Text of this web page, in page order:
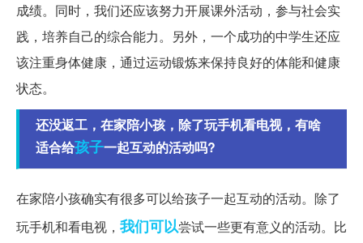
成绩。同时，我们还应该努力开展课外活动，参与社会实
践，培养自己的综合能力。另外，一个成功的中学生还应
该注重身体健康，通过运动锻炼来保持良好的体能和健康
状态。
还没返工，在家陪小孩，除了玩手机看电视，有啥
适合给孩子一起互动的活动吗?
在家陪小孩确实有很多可以给孩子一起互动的活动。除了
玩手机和看电视， 我们可以尝试一些更有意义的活动。比